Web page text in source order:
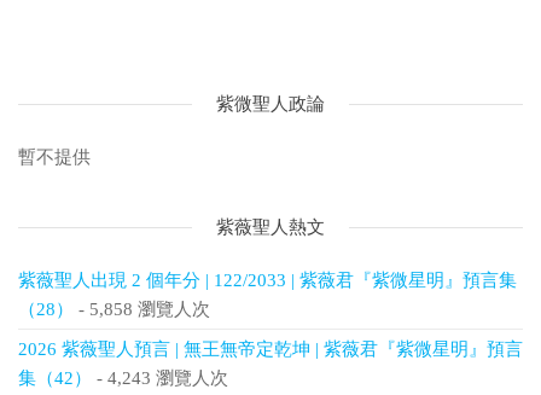
紫微聖人政論
暫不提供
紫薇聖人熱文
紫薇聖人出現 2 個年分 | 122/2033 | 紫薇君『紫微星明』預言集
（28）
- 5,858 瀏覽人次
2026 紫薇聖人預言 | 無王無帝定乾坤 | 紫薇君『紫微星明』預言
集（42）
- 4,243 瀏覽人次